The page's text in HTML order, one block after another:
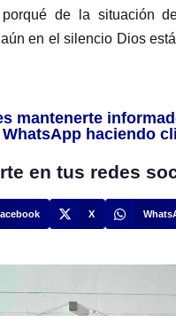
de la situación
en el silencio Dios
mantenerte
haciendo
en tus redes
X